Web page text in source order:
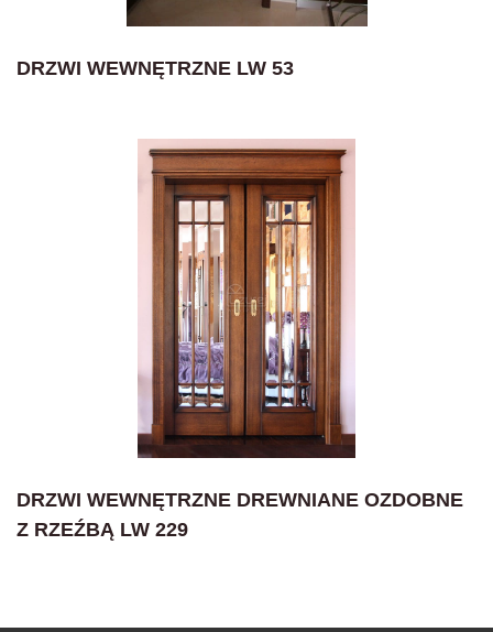
DRZWI WEWNĘTRZNE LW 53
DRZWI WEWNĘTRZNE DREWNIANE OZDOBNE
Z RZEŹBĄ LW 229